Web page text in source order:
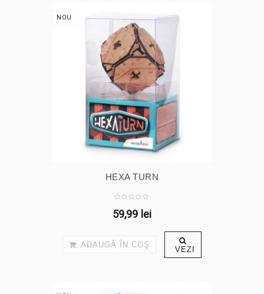
NOU
HEXA TURN
59,99 lei
ADAUGĂ ÎN COŞ VEZI